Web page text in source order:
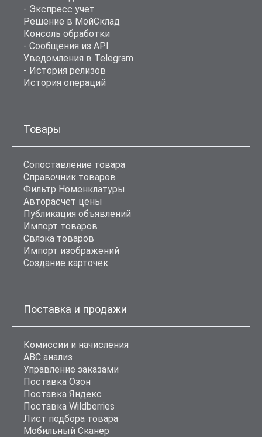
- Экспресс учет
Решение в МойСклад
Консоль обработки
- Сообщения из API
Уведомления в Telegram
- История релизов
История операций
Товары
Сопоставление товара
Справочник товаров
Фильтр Номенклатуры
Авторасчет цены
Публикация объявлений
Импорт товаров
Связка товаров
Импорт изображений
Создание карточек
Поставка и продажи
Комиссии и начисления
ABC анализ
Управление заказами
Поставка Озон
Поставка Яндекс
Поставка Wildberries
Лист подбора товара
Мобильный Сканер